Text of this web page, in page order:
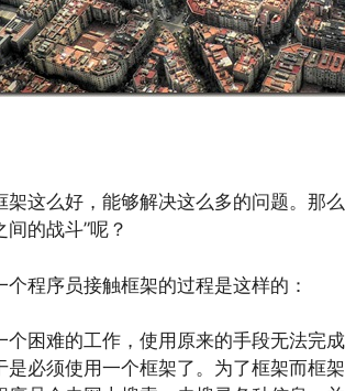
架这么好，能够解决这么多的问题。那
间的战斗”呢？
个程序员接触框架的过程是这样的：
个困难的工作，使用原来的手段无法完
是必须使用一个框架了。为了框架而框